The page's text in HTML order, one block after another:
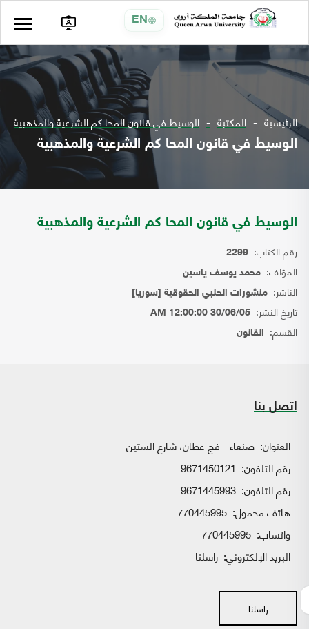
EN
الرئيسية المكتبة الوسيط في قانون المحا كم الشرعية والمذهبية
الوسيط في قانون المحا كم الشرعية والمذهبية
الوسيط في قانون المحا كم الشرعية والمذهبية
رقم الكتاب: 2299
المؤلف: محمد يوسف ياسين
الناشر: منشورات الحلبي الحقوقية [سوريا]
تاريخ النشر: 30/06/05 12:00:00 AM
القسم: القانون
اتصل بنا
العنوان: صنعاء - فج عطان، شارع الستين
رقم التلفون: 9671450121
رقم التلفون: 9671445993
هاتف محمول: 770445995
واتساب:
البريد الإلكتروني: راسلنا
راسلنا